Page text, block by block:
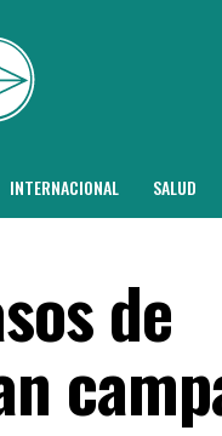
INTERNACIONAL SALUD
de